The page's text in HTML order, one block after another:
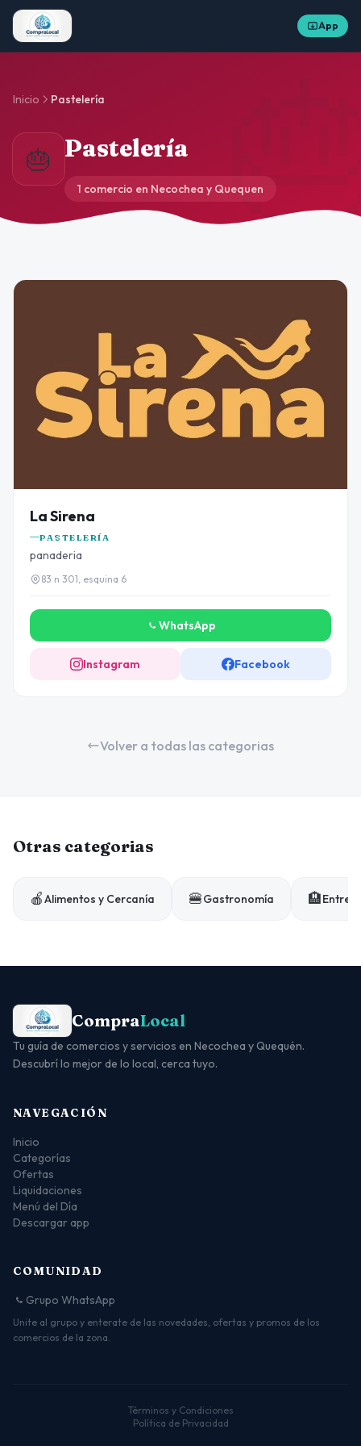
App
Inicio Pastelería
🎂 Pastelería
1 comercio en Necochea y Quequen
La Sirena
PASTELERÍA
panaderia
83 n 301, esquina 6
WhatsApp
Instagram Facebook
Volver a todas las categorias
Otras categorias
🍎Alimentos y Cercanía 🍔Gastronomía 🏨
CompraLocal
Tu guía de comercios y servicios en Necochea y Quequén.
Descubrí lo mejor de lo local, cerca tuyo.
NAVEGACIÓN
Inicio
Categorías
Ofertas
Liquidaciones
Menú del Día
Descargar app
COMUNIDAD
Grupo WhatsApp
Unite al grupo y enterate de las novedades, ofertas y promos de los
comercios de la zona.
Términos y Condiciones
Política de Privacidad